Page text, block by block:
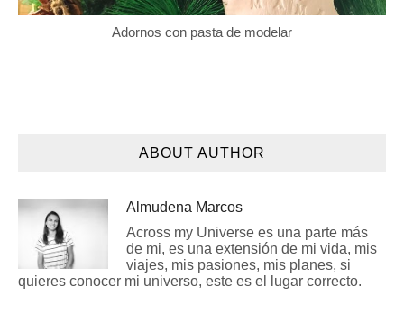
Adornos con pasta de modelar
ABOUT AUTHOR
Almudena Marcos
Across my Universe es una parte más
de mi, es una extensión de mi vida, mis
viajes, mis pasiones, mis planes, si
quieres conocer mi universo, este es el lugar correcto.